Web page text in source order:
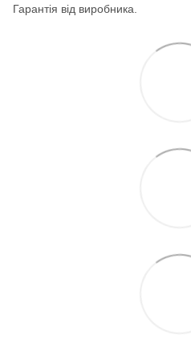
Гарантія від виробника.